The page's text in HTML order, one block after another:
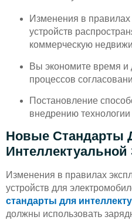
Изменения в
устройств
коммерческую
Вы экономите время и
процессов
Постановление
внедрению
Новые Стандарты
Интеллектуальной
Изменения в правилах
устройств для
стандарты для
должны использовать